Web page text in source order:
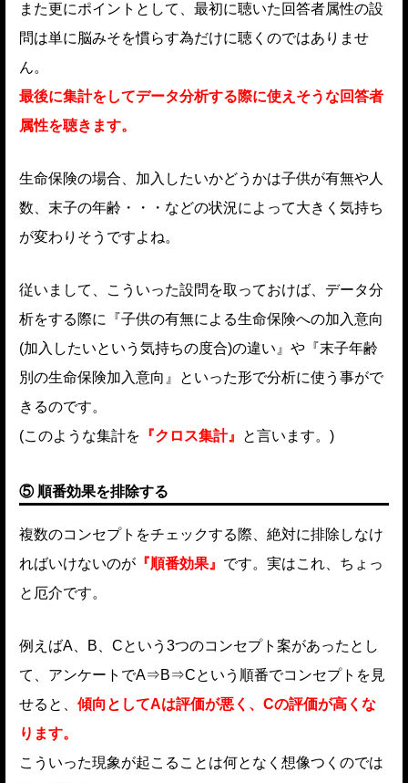
また更にポイントとして、最初に聴いた回答者属性の設
問は単に脳みそを慣らす為だけに聴くのではありませ
ん。
最後に集計をしてデータ分析する際に使えそうな回答者
属性を聴きます。
生命保険の場合、加入したいかどうかは子供が有無や人
数、末子の年齢・・・などの状況によって大きく気持ち
が変わりそうですよね。
従いまして、こういった設問を取っておけば、データ分
析をする際に『子供の有無による生命保険への加入意向
(加入したいという気持ちの度合)の違い』や『末子年齢
別の生命保険加入意向』といった形で分析に使う事がで
きるのです。
(このような集計を 『クロス集計』 と言います。)
⑤ 順番効果を排除する
複数のコンセプトをチェックする際、絶対に排除しなけ
ればいけないのが 『順番効果』 です。実はこれ、ちょっ
と厄介です。
例えばA、B、Cという3つのコンセプト案があったとし
て、アンケートでA⇒B⇒Cという順番でコンセプトを見
せると、 傾向としてAは評価が悪く、Cの評価が高くな
ります。
こういった現象が起こることは何となく想像つくのでは